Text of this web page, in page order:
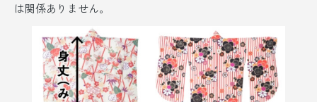
は関係ありません。